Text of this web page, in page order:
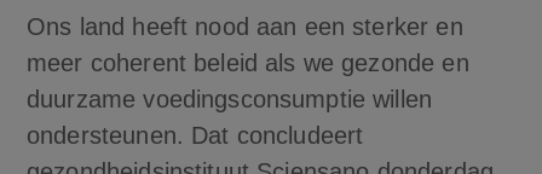
Ons land heeft nood aan een sterker en
meer coherent beleid als we gezonde en
duurzame voedingsconsumptie willen
ondersteunen. Dat concludeert